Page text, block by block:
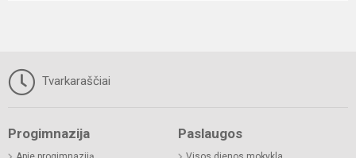
Tvarkaraščiai
Progimnazija Paslaugos